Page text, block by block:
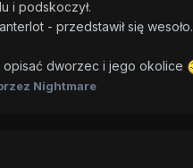
i podskoczył.
- przedstawił się wesoło.
opisać dworzec i jego okolice
Nightmare